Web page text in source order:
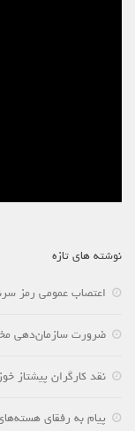
نوشته های تازه
اعتصاب عمومی رمز
ضرورت سازمان‌دهی
نقد کارگران پیشتاز
پیام به رفقای